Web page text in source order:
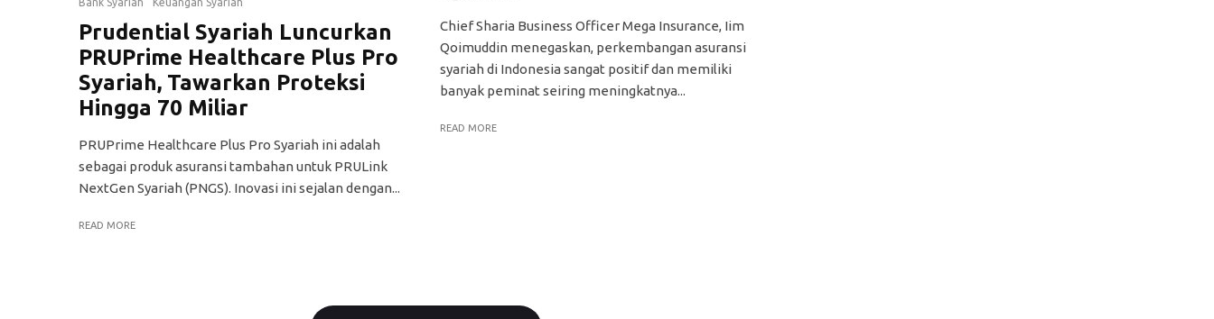
Prudential Syariah Luncurkan
PRUPrime Healthcare Plus Pro
Syariah, Tawarkan Proteksi
Hingga 70 Miliar
PRUPrime Healthcare Plus Pro Syariah ini adalah
sebagai produk asuransi tambahan untuk PRULink
NextGen Syariah (PNGS). Inovasi ini sejalan dengan...
READ MORE
Chief Sharia Business Officer Mega Insurance, Iim
Qoimuddin menegaskan, perkembangan asuransi
syariah di Indonesia sangat positif dan memiliki
banyak peminat seiring meningkatnya...
READ MORE